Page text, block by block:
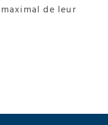
de leur